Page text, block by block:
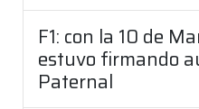
F1: con la 10 de
estuvo firmando
Paternal